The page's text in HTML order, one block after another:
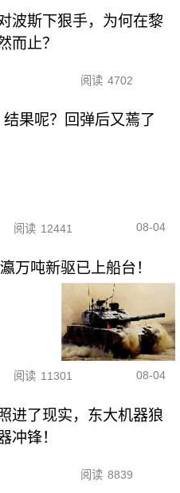
波斯下狠手，为何在黎
而止？
阅读 4702
果呢？回弹后又蔫了
阅读 12441 08-04
万吨新驱已上船台！
阅读 11301 08-04
进了现实，东大机器狼
冲锋！
阅读 8839